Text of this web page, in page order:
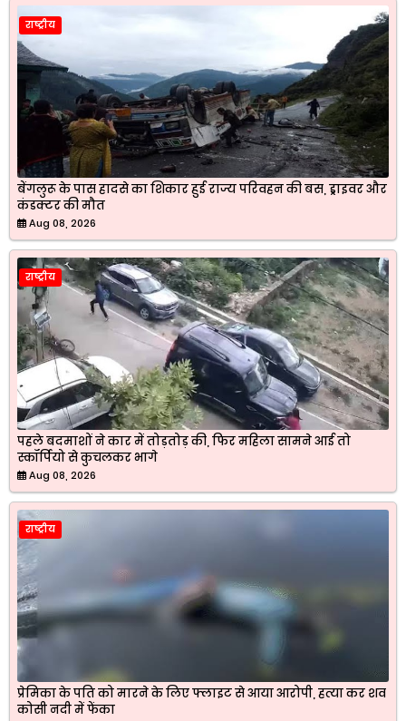
राष्ट्रीय
बेंगलुरू के पास हादसे का शिकार हुई राज्य परिवहन की बस, ड्राइवर और
कंडक्टर की मौत
Aug 08, 2026
राष्ट्रीय
पहले बदमाशों ने कार में तोड़तोड़ की, फिर महिला सामने आई तो
स्कॉर्पियो से कुचलकर भागे
Aug 08, 2026
राष्ट्रीय
प्रेमिका के पति को मारने के लिए फ्लाइट से आया आरोपी, हत्या कर शव
कोसी नदी में फेंका